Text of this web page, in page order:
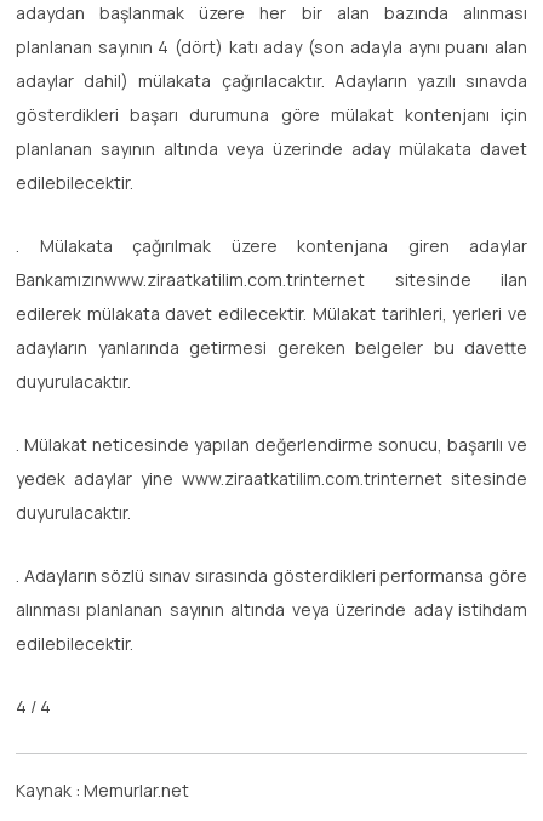
adaydan başlanmak üzere her bir alan bazında alınması
planlanan sayının 4 (dört) katı aday (son adayla aynı puanı alan
adaylar dahil) mülakata çağırılacaktır. Adayların yazılı sınavda
gösterdikleri başarı durumuna göre mülakat kontenjanı için
planlanan sayının altında veya üzerinde aday mülakata davet
edilebilecektir.
. Mülakata çağırılmak üzere kontenjana giren adaylar
Bankamızınwww.ziraatkatilim.com.trinternet sitesinde ilan
edilerek mülakata davet edilecektir. Mülakat tarihleri, yerleri ve
adayların yanlarında getirmesi gereken belgeler bu davette
duyurulacaktır.
. Mülakat neticesinde yapılan değerlendirme sonucu, başarılı ve
yedek adaylar yine www.ziraatkatilim.com.trinternet sitesinde
duyurulacaktır.
. Adayların sözlü sınav sırasında gösterdikleri performansa göre
alınması planlanan sayının altında veya üzerinde aday istihdam
edilebilecektir.
4 / 4
Kaynak : Memurlar.net